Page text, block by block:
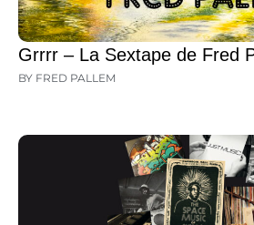
Grrrr – La Sextape de Fred
BY FRED PALLEM